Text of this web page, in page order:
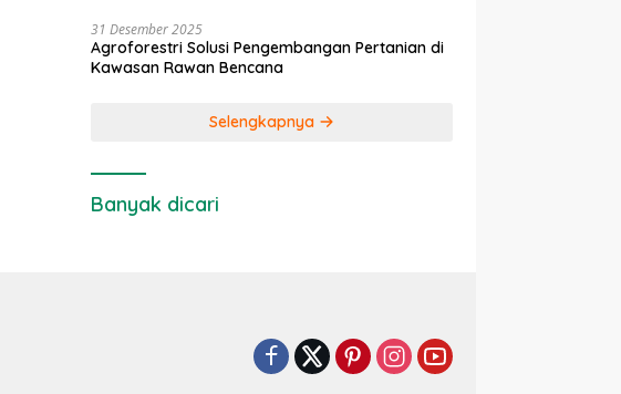
31 Desember 2025
Agroforestri Solusi Pengembangan Pertanian di
Kawasan Rawan Bencana
Selengkapnya
Banyak dicari